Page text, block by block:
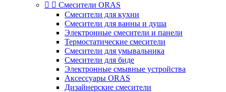
  Смесители ORAS
Смесители для кухни
Смесители для ванны и душа
Электронные смесители и панели
Термостатические смесители
Смесители для умывальника
Смесители для биде
Электронные смывные устройства
Аксессуары ORAS
Дизайнерские смесители